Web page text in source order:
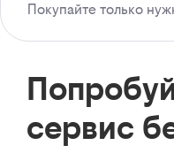
Покупайте только
сервис